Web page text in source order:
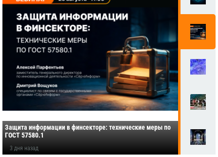
Защита информации в финсекторе: технические меры по
ГОСТ 57580.1
3 дня назад